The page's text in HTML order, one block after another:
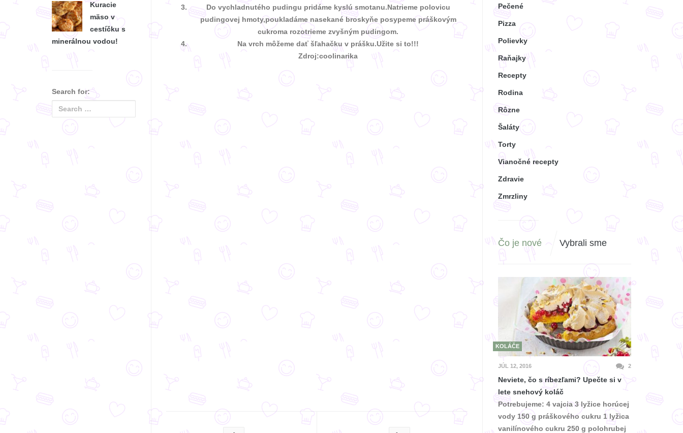
Do vychladnutého pudingu pridáme kyslú smotanu.Natrieme polovicu
pudingovej hmoty,poukladáme nasekané broskyňe posypeme práškovým
cukroma rozotrieme zvyšným pudingom.
Na vrch môžeme dať šľahačku v prášku.Užite si to!!!
Zdroj:coolinarika
Pečené
Pizza
Polievky
Raňajky
Recepty
Rodina
Rôzne
Šaláty
Torty
Vianočné recepty
Zdravie
Zmrzliny
Čo je nové Vybrali sme
KOLÁČE
JÚL 12, 2016 2
Neviete, čo s ríbezľami? Upečte si v
lete snehový koláč
Potrebujeme: 4 vajcia 3 lyžice horúcej
vody 150 g práškového cukru 1 lyžica
vanilínového cukru 250 g polohrubej
Kuracie
mäso v
cestíčku s
minerálnou vodou!
Search for: